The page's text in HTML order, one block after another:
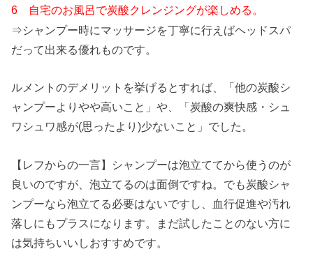
6 自宅のお風呂で炭酸クレンジングが楽しめる。
⇒シャンプー時にマッサージを丁寧に行えばヘッドスパ
だって出来る優れものです。
ルメントのデメリットを挙げるとすれば、「他の炭酸シ
ャンプーよりやや高いこと」や、「炭酸の爽快感・シュ
ワシュワ感が(思ったより)少ないこと」でした。
【レフからの一言】シャンプーは泡立ててから使うのが
良いのですが、泡立てるのは面倒ですね。でも炭酸シャ
ンプーなら泡立てる必要はないですし、血行促進や汚れ
落しにもプラスになります。まだ試したことのない方に
は気持ちいいしおすすめです。